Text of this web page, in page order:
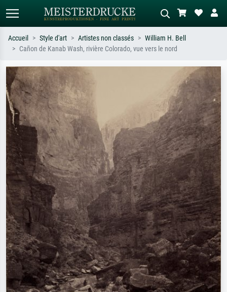
Recherchez par artiste, titre ou style –
ex. Monet, Nuit étoilée,
impressionnisme, vague de Hokusai,
nu.
Décrivez la scène – ex. prairie verte,
abstrait avec beaucoup de rouge,
tableau sombre, nu debout près d'un
arbre.
Accueil Style d'art Artistes non classés
William H. Bell
Cañon de Kanab Wash, rivière Colorado, vue vers le nord